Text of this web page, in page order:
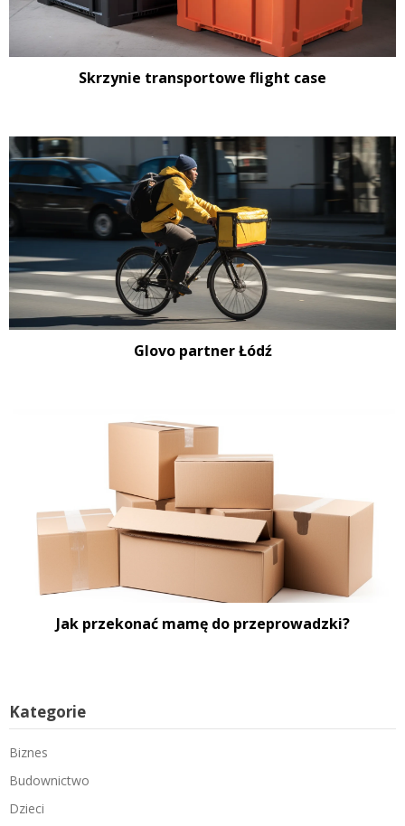
Skrzynie transportowe flight case
Glovo partner Łódź
Jak przekonać mamę do przeprowadzki?
Kategorie
Biznes
Budownictwo
Dzieci